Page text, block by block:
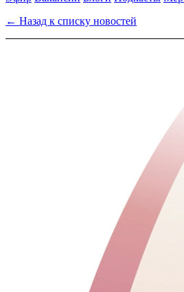
← Назад к списку новостей